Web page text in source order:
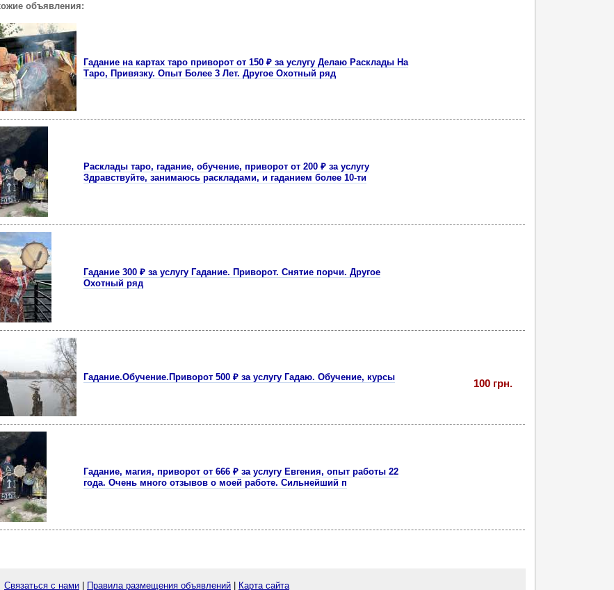
объявления:
Гадание на картах таро приворот от 150 ₽ за услугу Делаю Расклады На
Таро, Привязку. Опыт Более 3 Лет. Другое Охотный ряд
Расклады таро, гадание, обучение, приворот от 200 ₽ за услугу
Здравствуйте, занимаюсь раскладами, и гаданием более 10-ти
Гадание 300 ₽ за услугу Гадание. Приворот. Снятие порчи. Другое
Охотный ряд
Гадание.Обучение.Приворот 500 ₽ за услугу Гадаю. Обучение, курсы
100 грн.
Гадание, магия, приворот от 666 ₽ за услугу Евгения, опыт работы 22
года. Очень много отзывов о моей работе. Сильнейший п
Связаться с нами Правила размещения объявлений Карта сайта